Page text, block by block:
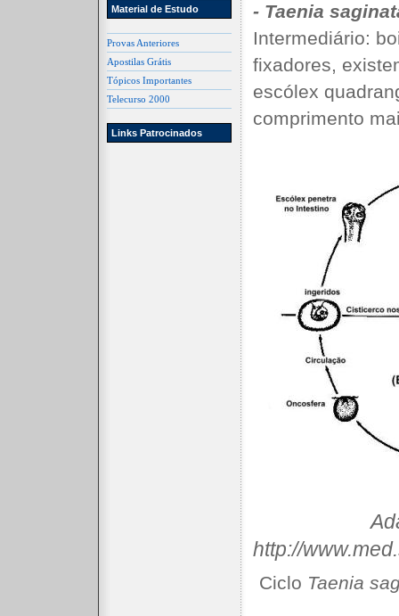
Material de Estudo
Provas Anteriores
Apostilas Grátis
Tópicos Importantes
Telecurso 2000
Links Patrocinados
- Taenia
Intermediário:
fixadores,
escólex
comprimento
http://
Ciclo Taenia